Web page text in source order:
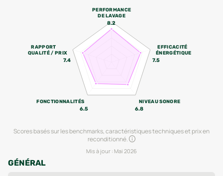
PERFORMANCE
DE LAVAGE
8.2
EFFICACITÉ
ÉNERGÉTIQUE
7.5
NIVEAU SONORE
6.8
FONCTIONNALITÉS
6.5
RAPPORT
QUALITÉ / PRIX
7.4
Scores basés sur les benchmarks, caractéristiques techniques et prix en
reconditionné.
Mis à jour : Mai 2026
GÉNÉRAL